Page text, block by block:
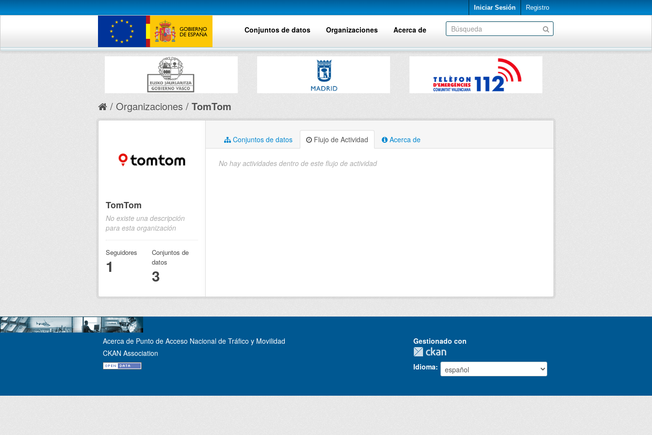
Iniciar Sesión Registro
Conjuntos de datos Organizaciones Acerca de
Organizaciones TomTom
Conjuntos de datos Flujo de Actividad Acerca de
No hay actividades dentro de este flujo de actividad
TomTom
No existe una descripción
para esta organización
Seguidores
1
Conjuntos de
datos
3
Acerca de Punto de Acceso Nacional de Tráfico y Movilidad
CKAN Association
Gestionado con
Idioma